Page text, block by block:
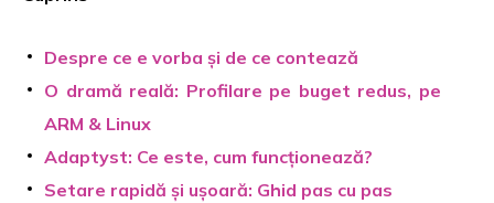
Despre ce e vorba și de ce contează
O dramă reală: Profilare pe buget redus, pe
ARM & Linux
Adaptyst: Ce este, cum funcționează?
Setare rapidă și ușoară: Ghid pas cu pas